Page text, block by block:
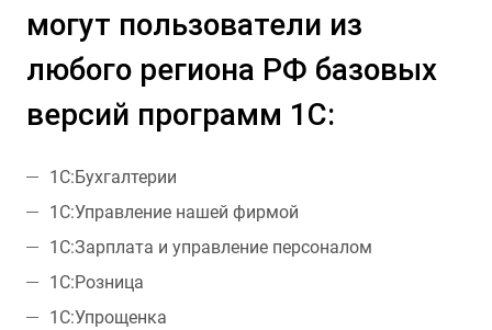
могут пользователи из
любого региона РФ базовых
версий программ 1С:
1С:Бухгалтерии
1С:Управление нашей фирмой
1С:Зарплата и управление персоналом
1С:Розница
1С:Упрощенка